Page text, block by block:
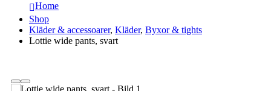
Home
Shop
Kläder & accessoarer, Kläder, Byxor & tights
Lottie wide pants, svart